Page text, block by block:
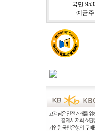
국민
예금